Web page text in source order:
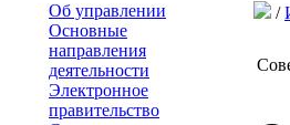
Об управлении
Основные
направления
деятельности
Электронное
правительство
/